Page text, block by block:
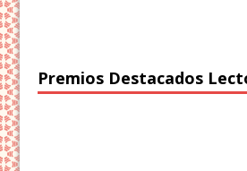
Premios Destacados